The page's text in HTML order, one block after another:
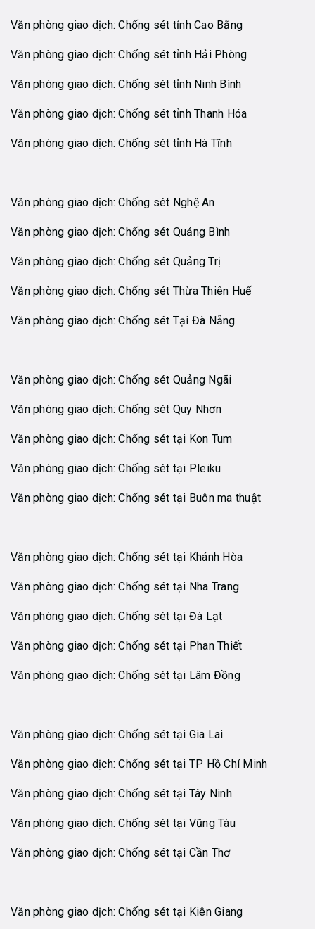
Văn phòng giao dịch: Chống sét tỉnh Cao Bằng
Văn phòng giao dịch: Chống sét tỉnh Hải Phòng
Văn phòng giao dịch: Chống sét tỉnh Ninh Bình
Văn phòng giao dịch: Chống sét tỉnh Thanh Hóa
Văn phòng giao dịch: Chống sét tỉnh Hà Tĩnh
Văn phòng giao dịch: Chống sét Nghệ An
Văn phòng giao dịch: Chống sét Quảng Bình
Văn phòng giao dịch: Chống sét Quảng Trị
Văn phòng giao dịch: Chống sét Thừa Thiên Huế
Văn phòng giao dịch: Chống sét Tại Đà Nẵng
Văn phòng giao dịch: Chống sét Quảng Ngãi
Văn phòng giao dịch: Chống sét Quy Nhơn
Văn phòng giao dịch: Chống sét tại Kon Tum
Văn phòng giao dịch: Chống sét tại Pleiku
Văn phòng giao dịch: Chống sét tại Buôn ma thuật
Văn phòng giao dịch: Chống sét tại Khánh Hòa
Văn phòng giao dịch: Chống sét tại Nha Trang
Văn phòng giao dịch: Chống sét tại Đà Lạt
Văn phòng giao dịch: Chống sét tại Phan Thiết
Văn phòng giao dịch: Chống sét tại Lâm Đồng
Văn phòng giao dịch: Chống sét tại Gia Lai
Văn phòng giao dịch: Chống sét tại TP Hồ Chí Minh
Văn phòng giao dịch: Chống sét tại Tây Ninh
Văn phòng giao dịch: Chống sét tại Vũng Tàu
Văn phòng giao dịch: Chống sét tại Cần Thơ
Văn phòng giao dịch: Chống sét tại Kiên Giang